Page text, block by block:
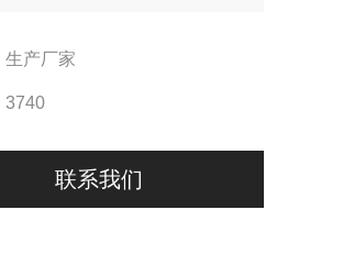
生产厂家
3740
联系我们